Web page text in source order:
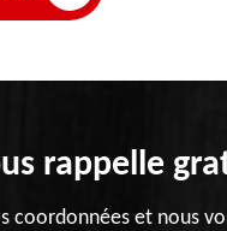
rappelle
coordonnées et nous